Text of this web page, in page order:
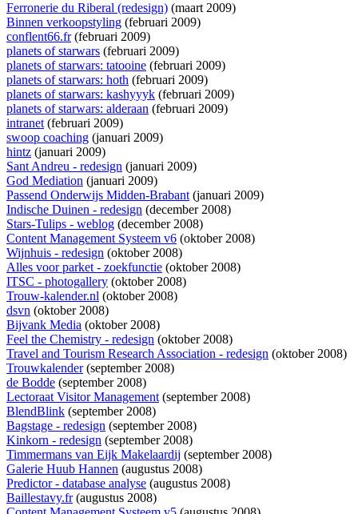
Ferronerie du Riberal (redesign) (maart 2009)
Binnen verkoopstyling (februari 2009)
conflent66.fr(februari 2009)
planets of starwars (februari 2009)
planets of starwars: tatooine (februari 2009)
planets of starwars: hoth (februari 2009)
planets of starwars: kashyyyk (februari 2009)
planets of starwars: alderaan (februari 2009)
intranet(februari 2009)
swoop coaching (januari 2009)
hintz (januari 2009)
Sant Andreu - redesign (januari 2009)
God Mediation (januari 2009)
Passend Onderwijs Midden-Brabant(januari 2009)
Indische Duinen - redesign (december 2008)
Stars-Tulips - weblog (december 2008)
Content Management Systeem v6 (oktober 2008)
Wijnhuis - redesign (oktober 2008)
Alles voor parket - zoekfunctie (oktober 2008)
ITSC - photogallery (oktober 2008)
Trouw-kalender.nl (oktober 2008)
dsvn (oktober 2008)
Bijvank Media (oktober 2008)
Feel the Chemistry - redesign (oktober 2008)
Travel and Tourism Research Association - redesign (oktober 2008)
Trouwkalender(september 2008)
de Bodde (september 2008)
Lectoraat Visitor Management(september 2008)
BlendBlink (september 2008)
Bagstage - redesign (september 2008)
Kinkorn - redesign (september 2008)
Timmermans van Eijk Makelaardij (september 2008)
Galerie Huub Hannen (augustus 2008)
Predictor - database analyse (augustus 2008)
Baillestavy.fr(augustus 2008)